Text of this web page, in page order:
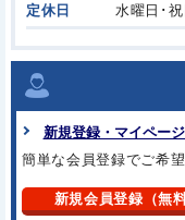
定休日 水曜日･祝
新規登録・マイペー
簡単な会員登録でご希
新規会員登録（無料